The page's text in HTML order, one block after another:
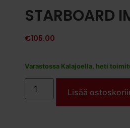
STARBOARD
€105.00
Varastossa Kalajoella, heti
Lisää